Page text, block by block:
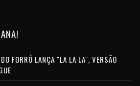
FORRÓ LANÇA "LA LA LA", VERSÃO